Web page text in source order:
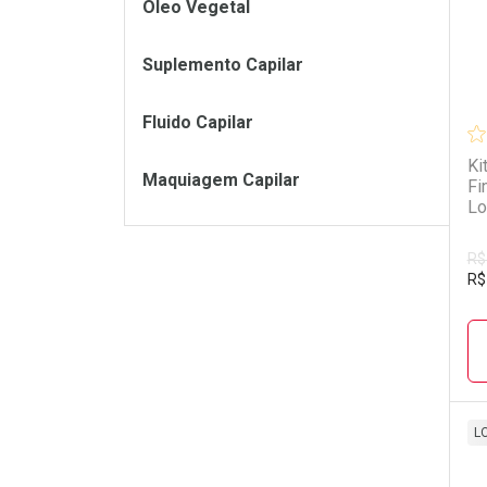
R$
Óleo Vegetal
Suplemento Capilar
Fluido Capilar
Maquiagem Capilar